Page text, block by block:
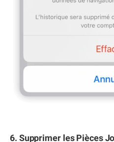
6. Supprimer les Pièces